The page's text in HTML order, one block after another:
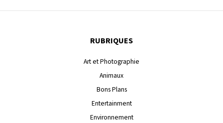
RUBRIQUES
Art et Photographie
Animaux
Bons Plans
Entertainment
Environnement